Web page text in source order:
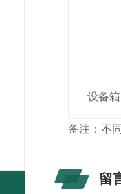
设备箱
备注：不
留